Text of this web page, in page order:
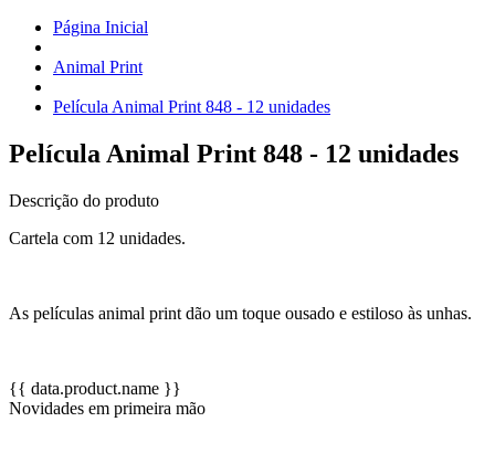
Página Inicial
Animal Print
Película Animal Print 848 - 12 unidades
Película Animal Print 848 - 12 unidades
Descrição do produto
Cartela com 12 unidades.
As películas animal print dão um toque ousado e estiloso às unhas.
{{ data.product.name }}
Novidades em primeira mão